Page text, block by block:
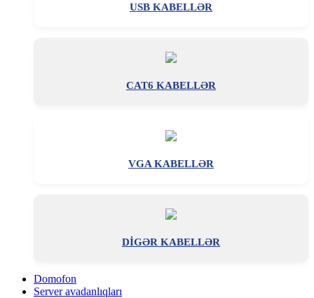
USB KABELLƏR
CAT6 KABELLƏR
VGA KABELLƏR
DİGƏR KABELLƏR
Domofon
Server avadanlıqları